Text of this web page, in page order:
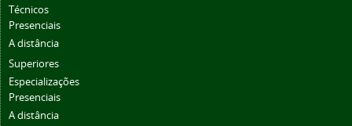
Técnicos
Presenciais
A distância
Superiores
Especializações
Presenciais
A distância